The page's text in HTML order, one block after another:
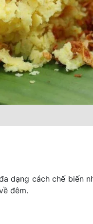
dạng cách chế biến
đêm.